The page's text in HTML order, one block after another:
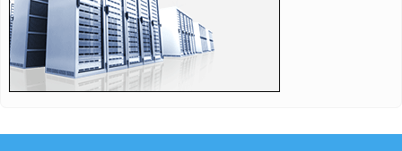
23:15:Mladi Banjalučanin debituje za Zvezdu
23:15:Medresa “Gazi Isa-beg” ispratila novu generaciju
maturanata: ...